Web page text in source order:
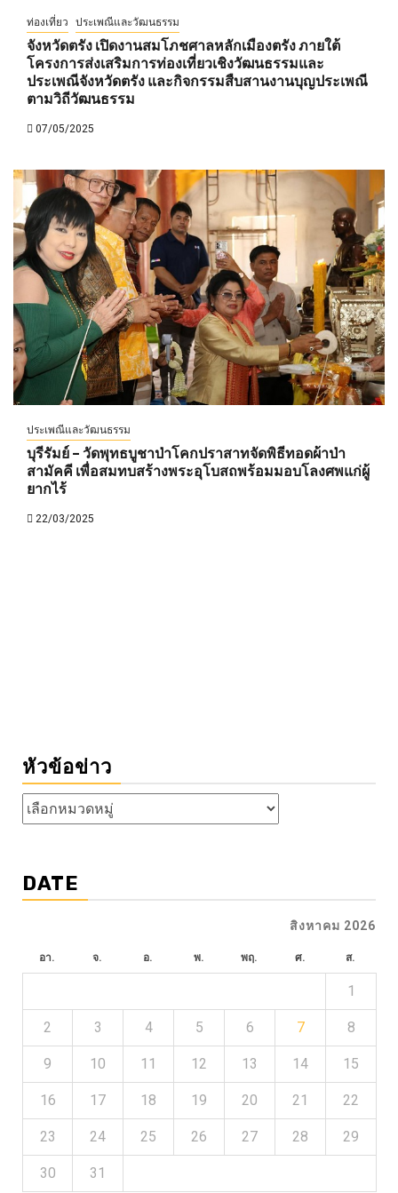
ท่องเที่ยว ประเพณีและวัฒนธรรม
จังหวัดตรัง เปิดงานสมโภชศาลหลักเมืองตรัง ภายใต้
โครงการส่งเสริมการท่องเที่ยวเชิงวัฒนธรรมและ
ประเพณีจังหวัดตรัง และกิจกรรมสืบสานงานบุญประเพณี
ตามวิถีวัฒนธรรม
07/05/2025
ประเพณีและวัฒนธรรม
บุรีรัมย์ – วัดพุทธบูชาป่าโคกปราสาทจัดพิธีทอดผ้าป่า
สามัคคี เพื่อสมทบสร้างพระอุโบสถพร้อมมอบโลงศพแก่ผู้
ยากไร้
22/03/2025
หัวข้อข่าว
หัวข้อ
ข่าว
DATE
สิงหาคม 2026
อา. จ. อ. พ. พฤ. ศ. ส.
1
2 3 4 5 6 7 8
9 10 11 12 13 14 15
16 17 18 19 20 21 22
23 24 25 26 27 28 29
30 31